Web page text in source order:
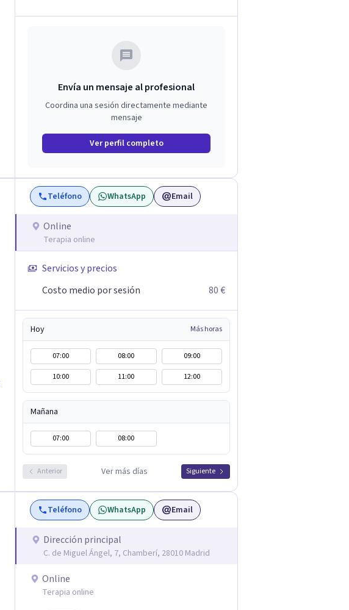
Envía un mensaje al profesional
Coordina una sesión directamente mediante
mensaje
Ver perfil completo
Teléfono WhatsApp Email
Online
Terapia online
Servicios y precios
Costo medio por sesión
80 €
Hoy Más horas
07:00 08:00
09:00
10:00
11:00 12:00
Mañana
07:00 08:00
Anterior Ver más días Siguiente
Teléfono WhatsApp Email
Dirección principal
C. de Miguel Ángel, 7, Chamberí, 28010 Madrid
Online
Terapia online